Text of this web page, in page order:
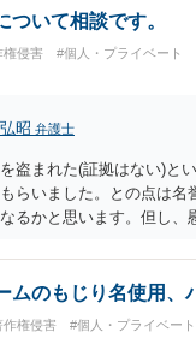
ついて相談です。
権侵害 #個人・プライベート
昭 弁護士
盗まれた(証拠はない)と
らいました。との点は
るかと思います。但し
損害とならないかと思
ムのもじり名使用、
作権侵害 #個人・プライベート